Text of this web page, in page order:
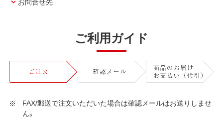
ご利用ガイド
FAX/郵送で注文いただいた場合は確認メールはお送りしませ
ん。